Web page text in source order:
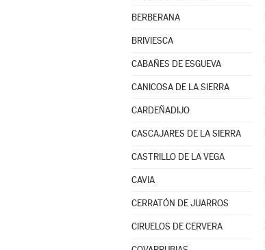
BERBERANA
BRIVIESCA
CABAÑES DE ESGUEVA
CANICOSA DE LA SIERRA
CARDEÑADIJO
CASCAJARES DE LA SIERRA
CASTRILLO DE LA VEGA
CAVIA
CERRATÓN DE JUARROS
CIRUELOS DE CERVERA